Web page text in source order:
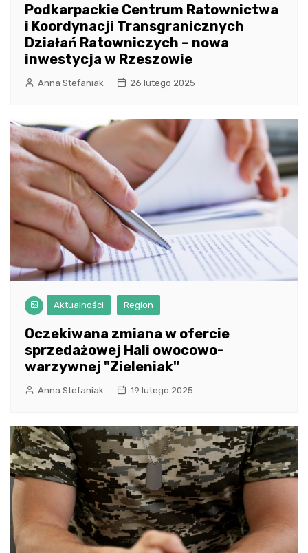
Podkarpackie Centrum Ratownictwa
i Koordynacji Transgranicznych
Działań Ratowniczych – nowa
inwestycja w Rzeszowie
Anna Stefaniak 26 lutego 2025
Aktualności Region
Oczekiwana zmiana w ofercie
sprzedażowej Hali owocowo-
warzywnej "Zieleniak"
Anna Stefaniak 19 lutego 2025